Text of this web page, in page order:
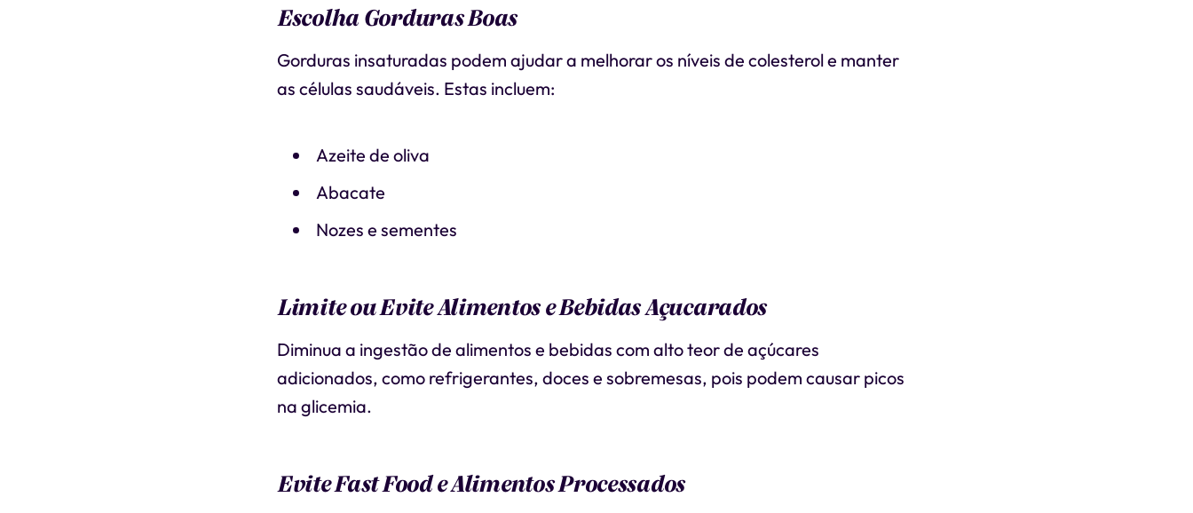
Escolha Gorduras Boas
Gorduras insaturadas podem ajudar a melhorar os níveis de colesterol e manter
as células saudáveis. Estas incluem:
Azeite de oliva
Abacate
Nozes e sementes
Limite ou Evite Alimentos e Bebidas Açucarados
Diminua a ingestão de alimentos e bebidas com alto teor de açúcares
adicionados, como refrigerantes, doces e sobremesas, pois podem causar picos
na glicemia.
Evite Fast Food e Alimentos Processados